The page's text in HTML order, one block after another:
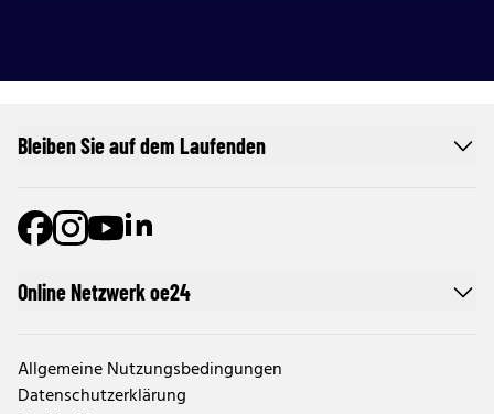
Online Netzwerk oe24
Allgemeine Nutzungsbedingungen
Datenschutzerklärung
Bleiben Sie auf dem Laufenden